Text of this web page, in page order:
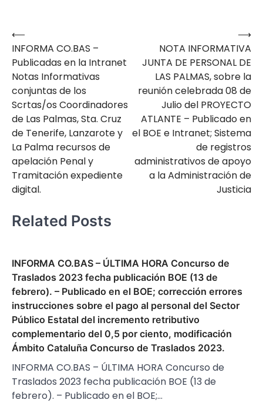
Navegación
de
entradas
⟵
INFORMA CO.BAS –
Publicadas en la Intranet
Notas Informativas
conjuntas de los
Scrtas/os Coordinadores
de Las Palmas, Sta. Cruz
de Tenerife, Lanzarote y
La Palma recursos de
apelación Penal y
Tramitación expediente
digital.
NOTA INFORMATIVA
JUNTA DE PERSONAL DE
LAS PALMAS, sobre la
reunión celebrada 08 de
Julio del PROYECTO
ATLANTE – Publicado en
el BOE e Intranet; Sistema
de registros
administrativos de apoyo
a la Administración de
Justicia
⟶
Related Posts
INFORMA CO.BAS – ÚLTIMA HORA Concurso de
Traslados 2023 fecha publicación BOE (13 de
febrero). – Publicado en el BOE; corrección errores
instrucciones sobre el pago al personal del Sector
Público Estatal del incremento retributivo
complementario del 0,5 por ciento, modificación
Ámbito Cataluña Concurso de Traslados 2023.
INFORMA CO.BAS – ÚLTIMA HORA Concurso de
Traslados 2023 fecha publicación BOE (13 de
febrero). – Publicado en el BOE;…